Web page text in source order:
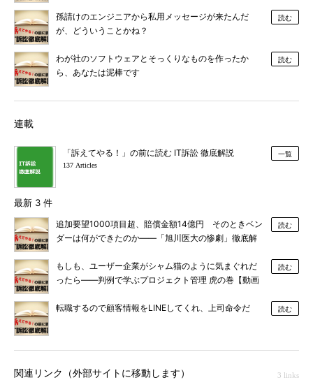
孫請けのエンジニアから私用メッセージが来たんだ
が、どういうことかね？
読む
わが社のソフトウェアとそっくりなものを作ったか
ら、あなたは泥棒です
読む
連載
「訴えてやる！」の前に読む IT訴訟 徹底解説
137 Articles
一覧
最新 3 件
追加要望1000項目超、賠償金額14億円 そのときベン
ダーは何ができたのか――「旭川医大の惨劇」徹底解
読む
もしも、ユーザー企業がシャム猫のように気まぐれだ
ったら――判例で学ぶプロジェクト管理 虎の巻【動画
読む
転職するので顧客情報をLINEしてくれ、上司命令だ 読む
関連リンク（外部サイトに移動します） 3 links